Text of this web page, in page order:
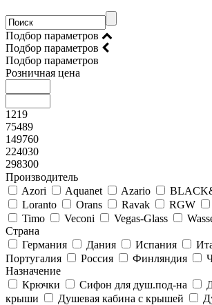
Подбор параметров
Подбор параметров
Подбор параметров
Розничная цена
1219
75489
149760
224030
298300
Производитель
Azori
Aquanet Azario
Loranto
Orans Ravak RGW
Timo
Veconi Vegas-Glass
Страна
Германия
Дания Испания
Португалия
Россия Финляндия
Назначение
Крючки
Сифон для душ.под-на
крыши
Душевая кабина с крышей